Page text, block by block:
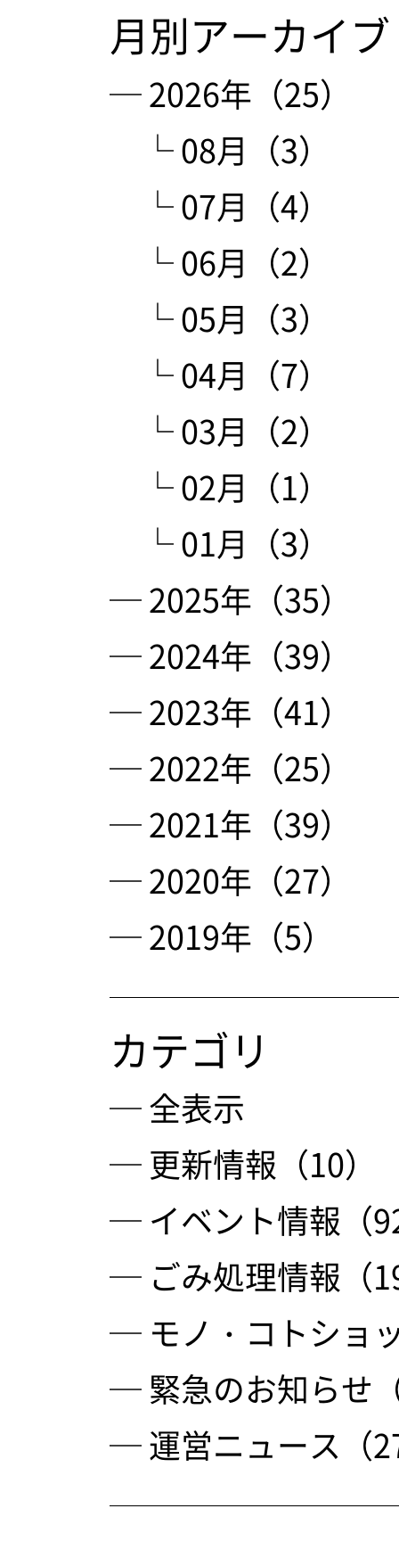
月別アーカイブ
─ 2026年（25）
└ 08月（3）
└ 07月（4）
└ 06月（2）
└ 05月（3）
└ 04月（7）
└ 03月（2）
└ 02月（1）
└ 01月（3）
─ 2025年（35）
─ 2024年（39）
─ 2023年（41）
─ 2022年（25）
─ 2021年（39）
─ 2020年（27）
─ 2019年（5）
カテゴリ
─ 全表示
─ 更新情報（10）
─ イベント情報（
─ ごみ処理情報（
─ モノ・コトショ
─ 緊急のお知らせ
─ 運営ニュース（